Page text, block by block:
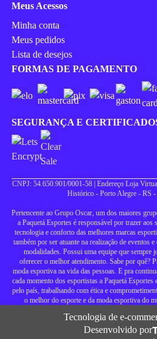
Meus Acessos
Minha conta
Meus pedidos
Lista de desejos
FORMAS DE PAGAMENTO
SEGURANÇA E
CNPJ: 54.650.901/0001-58 | Endereço Loja
Histórico - Porto Alegre - RS
Pertencente ao Grupo Oscar, um dos maiores
a Paquetá Esportes é responsável por trazer
tecnologia e conforto das melhores marcas
também por ser atuante na realização de eventos
modalidades. Possui uma equipe que sempre
oferecer o melhor atendimento. Sabe por quê?
moda esportiva na vida das pessoas. E pra
cada momento dos esportistas a Paquetá Esportes
pelo país, trabalhando com ética e
o melhor do esporte e da moda esportiva do
Tecnologia de e-
Desenvolvido por